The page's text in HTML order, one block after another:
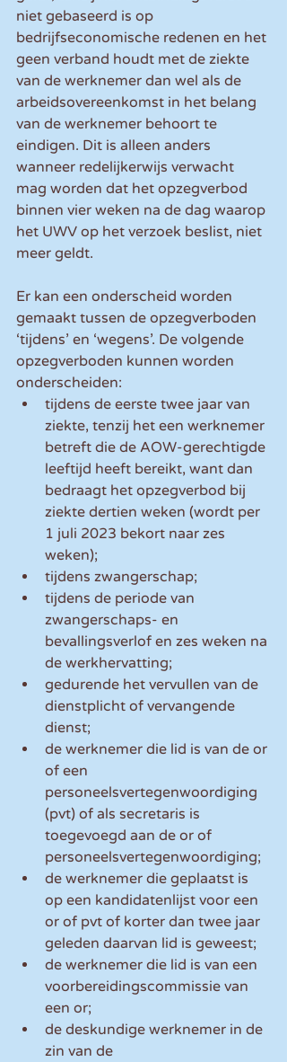
niet gebaseerd is op
bedrijfseconomische redenen en het
geen verband houdt met de ziekte
van de werknemer dan wel als de
arbeidsovereenkomst in het belang
van de werknemer behoort te
eindigen. Dit is alleen anders
wanneer redelijkerwijs verwacht
mag worden dat het opzegverbod
binnen vier weken na de dag waarop
het UWV op het verzoek beslist, niet
meer geldt.
Er kan een onderscheid worden
gemaakt tussen de opzegverboden
‘tijdens’ en ‘wegens’. De volgende
opzegverboden kunnen worden
onderscheiden:
tijdens de eerste twee jaar van
ziekte, tenzij het een werknemer
betreft die de AOW-gerechtigde
leeftijd heeft bereikt, want dan
bedraagt het opzegverbod bij
ziekte dertien weken (wordt per
1 juli 2023 bekort naar zes
weken);
tijdens zwangerschap;
tijdens de periode van
zwangerschaps- en
bevallingsverlof en zes weken na
de werkhervatting;
gedurende het vervullen van de
dienstplicht of vervangende
dienst;
de werknemer die lid is van de or
of een
personeelsvertegenwoordiging
(pvt) of als secretaris is
toegevoegd aan de or of
personeelsvertegenwoordiging;
de werknemer die geplaatst is
op een kandidatenlijst voor een
or of pvt of korter dan twee jaar
geleden daarvan lid is geweest;
de werknemer die lid is van een
voorbereidingscommissie van
een or;
de deskundige werknemer in de
zin van de